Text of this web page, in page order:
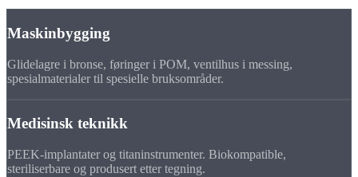
Maskinbygging
Glidelagre i bronse, føringer i POM, ventilhus i messing,
spesialmaterialer til spesielle bruksområder.
Medisinsk teknikk
PEEK-implantater og titaninstrumenter. Biokompatible,
steriliserbare og produsert etter tegning.